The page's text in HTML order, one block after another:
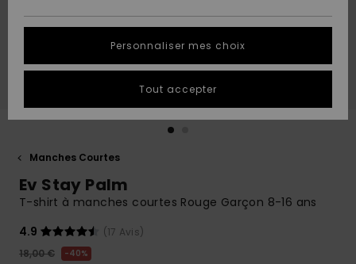
A
Découvrir
A
Découvrir
tailles
conversation
obtenir la
plus rapide
à votre
Démarrer
QUIKSILVER
Manches Courtes
Ev Stay Palm
T-shirt à manches courtes Rouge Garçon 8-16 ans
4.9
(17 Avis)
18,00 €
40%
Personnaliser mes choix
Tout accepter